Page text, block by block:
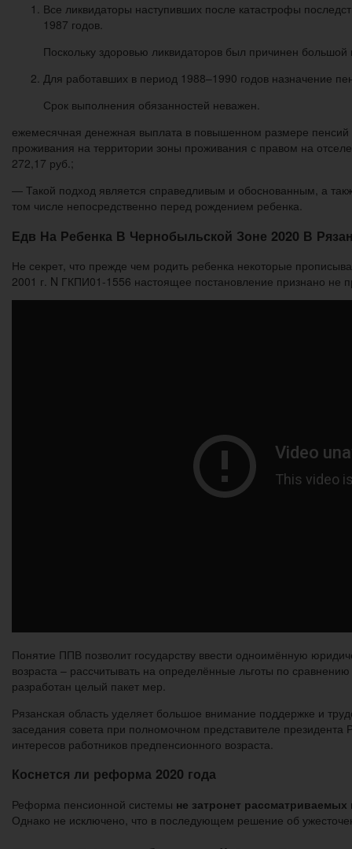
Все ликвидаторы наступивших после катастрофы
1987 годов.
Поскольку здоровью ликвидаторов был причинен
Для работавших в период 1988–1990 годов назначение
Срок выполнения обязанностей неважен.
ежемесячная денежная выплата в повышенном размере
проживания на территории зоны проживания с правом на
272,17 руб.;
— Такой подход является справедливым и обоснованным, а
том числе непосредственно перед рождением ребенка.
Едв На Ребенка В Чернобыльской Зоне 2020 В
Не секрет, что прежде чем родить ребенка некоторые
2001 г. N ГКПИ01-1556 настоящее постановление признано не
Понятие ППВ позволит государству ввести одноимённую
возраста – рассчитывать на определённые льготы по
разработан целый пакет мер.
Рязанская область уделяет большое внимание поддержке и
заседания совета при полномочном представителе
интересов работников предпенсионного возраста.
Коснется ли реформа 2020 года
Реформа пенсионной системы не затронет рассматриваемых
Однако не исключено, что в последующем решение об